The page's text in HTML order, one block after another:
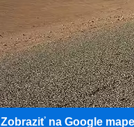
Zobraziť na Google mape